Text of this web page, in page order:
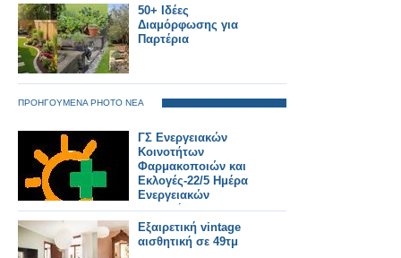
50+ Ιδέες
Διαμόρφωσης για
Παρτέρια
ΠΡΟΗΓΟΥΜΕΝΑ PHOTO ΝΕΑ
ΓΣ Ενεργειακών
Κοινοτήτων
Φαρμακοποιών και
Εκλογές-22/5 Ημέρα
Ενεργειακών
Κοινοτήτων στην
Ευρώπη
Εξαιρετική vintage
αισθητική σε 49τμ